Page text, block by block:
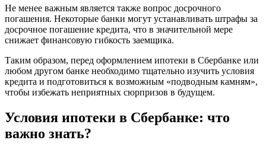
Не менее важным является также вопрос досрочного
погашения. Некоторые банки могут устанавливать штрафы за
досрочное погашение кредита, что в значительной мере
снижает финансовую гибкость заемщика.
Таким образом, перед оформлением ипотеки в Сбербанке или
любом другом банке необходимо тщательно изучить условия
кредита и подготовиться к возможным «подводным камням»,
чтобы избежать неприятных сюрпризов в будущем.
Условия ипотеки в Сбербанке: что
важно знать?